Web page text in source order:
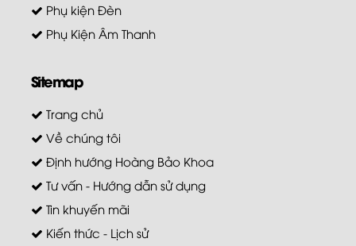
Phụ kiện Đèn
Phụ Kiện Âm Thanh
Sitemap
Trang chủ
Về chúng tôi
Định hướng Hoàng Bảo Khoa
Tư vấn - Hướng dẫn sử dụng
Tin khuyến mãi
Kiến thức - Lịch sử